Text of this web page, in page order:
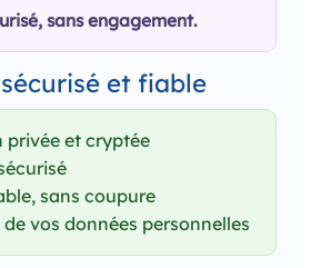
sans engagement.
et fiable
privée et cryptée
sans coupure
vos données personnelles